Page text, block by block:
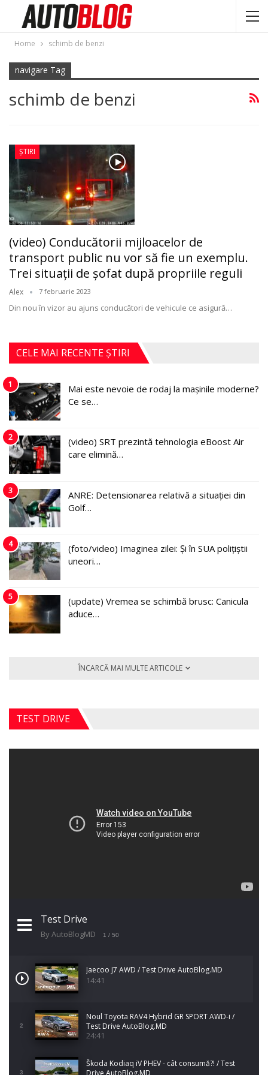
Home schimb de benzi
navigare Tag
schimb de benzi
ȘTIRI
(video) Conducătorii mijloacelor de
transport public nu vor să fie un exemplu.
Trei situaţii de şofat după propriile reguli
Alex 7 februarie 2023
Din nou în vizor au ajuns conducători de vehicule ce asigură…
CELE MAI RECENTE ȘTIRI
1
Mai este nevoie de rodaj la mașinile moderne?
Ce se…
2
(video) SRT prezintă tehnologia eBoost Air
care elimină…
3
ANRE: Detensionarea relativă a situației din
Golf…
4
(foto/video) Imaginea zilei: Și în SUA polițiștii
uneori…
5
(update) Vremea se schimbă brusc: Canicula
aduce…
ÎNCARCĂ MAI MULTE ARTICOLE
TEST DRIVE
Test Drive
By AutoBlogMD 1 / 50
Jaecoo J7 AWD / Test Drive AutoBlog.MD
14:41
2
Noul Toyota RAV4 Hybrid GR SPORT AWD-i /
Test Drive AutoBlog.MD
24:41
3
Škoda Kodiaq iV PHEV - cât consumă?! / Test
Drive AutoBlog.MD